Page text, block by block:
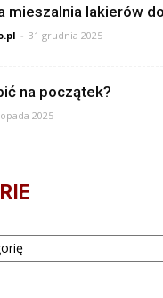
mieszalnia lakierów
- 31 grudnia 2025
na początek?
2025